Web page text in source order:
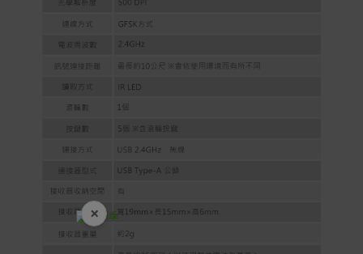
× 開學裝備全面降價